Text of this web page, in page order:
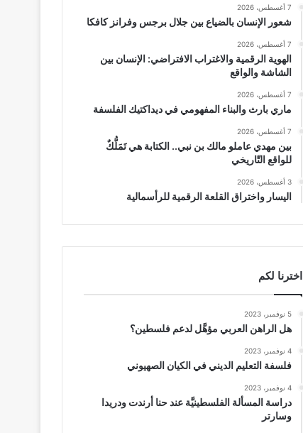
7 أغسطس، 2026
شعور الإنسان بالضياع بين جلال برجس وفرانز كافكا
7 أغسطس، 2026
الهوية الرقمية والاغتراب الافتراضي: الإنسان بين
الشاشة والواقع
7 أغسطس، 2026
ماري بارث والبناء المفهومي في ديداكتيك الفلسفة
7 أغسطس، 2026
بين مهدي عاملو مالك بن نبي.. الكتابة هي تَمَلُّكٌ
للواقع التّاريخي
3 أغسطس، 2026
اليسار واختراق القلعة الرقمية للرأسمالية
اخترنا لكم
5 نوفمبر، 2023
هل الراهن العربي مؤهَّل لدعم فلسطين؟
4 نوفمبر، 2023
فلسفة التعليم الديني في الكيان الصهيوني
4 نوفمبر، 2023
دراسة المسألة الفلسطينيَّة عند حنا أرندت ودريدا
وسارتر